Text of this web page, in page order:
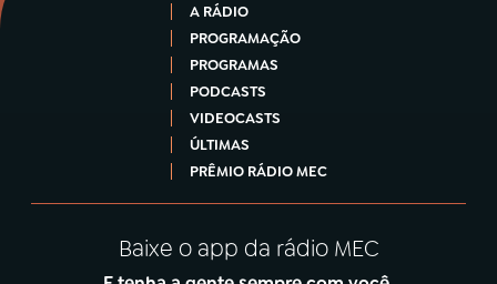
A RÁDIO
PROGRAMAÇÃO
PROGRAMAS
PODCASTS
VIDEOCASTS
ÚLTIMAS
PRÊMIO RÁDIO MEC
Baixe o app da rádio MEC